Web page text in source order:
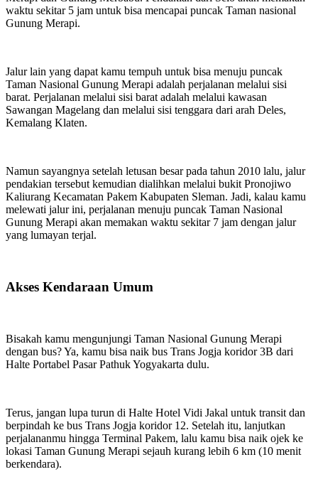
waktu sekitar 5 jam untuk bisa mencapai puncak Taman nasional
Gunung Merapi.
Jalur lain yang dapat kamu tempuh untuk bisa menuju puncak
Taman Nasional Gunung Merapi adalah perjalanan melalui sisi
barat. Perjalanan melalui sisi barat adalah melalui kawasan
Sawangan Magelang dan melalui sisi tenggara dari arah Deles,
Kemalang Klaten.
Namun sayangnya setelah letusan besar pada tahun 2010 lalu, jalur
pendakian tersebut kemudian dialihkan melalui bukit Pronojiwo
Kaliurang Kecamatan Pakem Kabupaten Sleman. Jadi, kalau kamu
melewati jalur ini, perjalanan menuju puncak Taman Nasional
Gunung Merapi akan memakan waktu sekitar 7 jam dengan jalur
yang lumayan terjal.
Akses Kendaraan Umum
Bisakah kamu mengunjungi Taman Nasional Gunung Merapi
dengan bus? Ya, kamu bisa naik bus Trans Jogja koridor 3B dari
Halte Portabel Pasar Pathuk Yogyakarta dulu.
Terus, jangan lupa turun di Halte Hotel Vidi Jakal untuk transit dan
berpindah ke bus Trans Jogja koridor 12. Setelah itu, lanjutkan
perjalananmu hingga Terminal Pakem, lalu kamu bisa naik ojek ke
lokasi Taman Gunung Merapi sejauh kurang lebih 6 km (10 menit
berkendara).